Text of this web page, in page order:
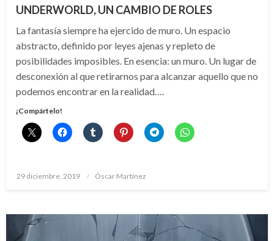
UNDERWORLD, UN CAMBIO DE ROLES
La fantasía siempre ha ejercido de muro. Un espacio
abstracto, definido por leyes ajenas y repleto de
posibilidades imposibles. En esencia: un muro. Un lugar de
desconexión al que retirarnos para alcanzar aquello que no
podemos encontrar en la realidad….
¡Compártelo!
Publicado
29 diciembre, 2019 Óscar Martínez